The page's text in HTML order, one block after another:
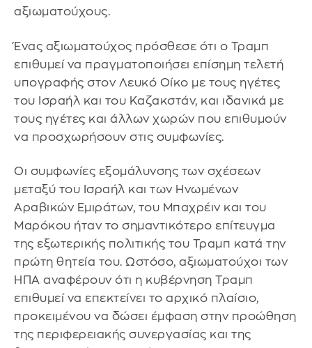
αξιωματούχους.
Ένας αξιωματούχος πρόσθεσε ότι ο Τραμπ
επιθυμεί να πραγματοποιήσει επίσημη τελετή
υπογραφής στον Λευκό Οίκο με τους ηγέτες
του Ισραήλ και του Καζακστάν, και ιδανικά με
τους ηγέτες και άλλων χωρών που επιθυμούν
να προσχωρήσουν στις συμφωνίες.
Οι συμφωνίες εξομάλυνσης των σχέσεων
μεταξύ του Ισραήλ και των Ηνωμένων
Αραβικών Εμιράτων, του Μπαχρέιν και του
Μαρόκου ήταν το σημαντικότερο επίτευγμα
της εξωτερικής πολιτικής του Τραμπ κατά την
πρώτη θητεία του. Ωστόσο, αξιωματούχοι των
ΗΠΑ αναφέρουν ότι η κυβέρνηση Τραμπ
επιθυμεί να επεκτείνει το αρχικό πλαίσιο,
προκειμένου να δώσει έμφαση στην προώθηση
της περιφερειακής συνεργασίας και της